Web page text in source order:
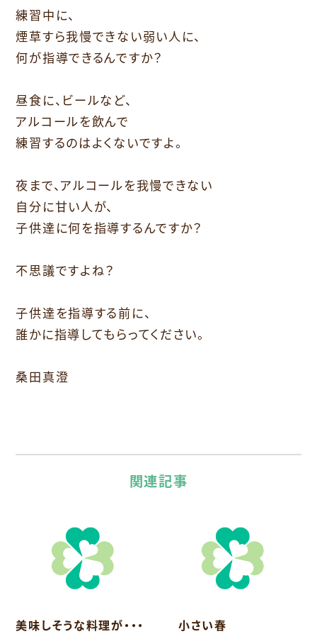
練習中に、
煙草すら我慢できない弱い人に、
何が指導できるんですか？
昼食に、ビールなど、
アルコールを飲んで
練習するのはよくないですよ。
夜まで、アルコールを我慢できない
自分に甘い人が、
子供達に何を指導するんですか？
不思議ですよね？
子供達を指導する前に、
誰かに指導してもらってください。
桑田真澄
関連記事
美味しそうな料理が・・・ 小さい春